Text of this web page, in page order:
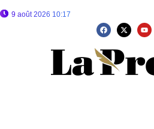
9 août 2026 10:17